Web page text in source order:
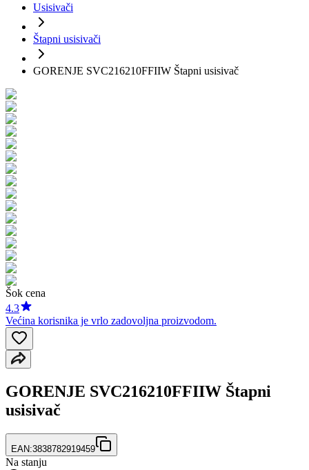
Usisivači
Štapni usisivači
GORENJE SVC216210FFIIW Štapni usisivač
Šok cena
4.3
Većina korisnika je vrlo zadovoljna proizvodom.
GORENJE SVC216210FFIIW Štapni
usisivač
EAN:3838782919459
Na stanju